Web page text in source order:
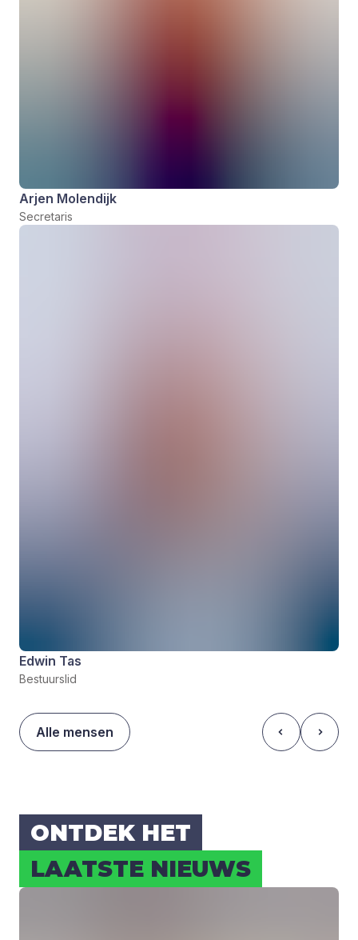
Arjen Molendijk
Secretaris
Edwin Tas
Bestuurslid
Alle mensen
ONT­DEK HET
LAAT­STE NIEUWS